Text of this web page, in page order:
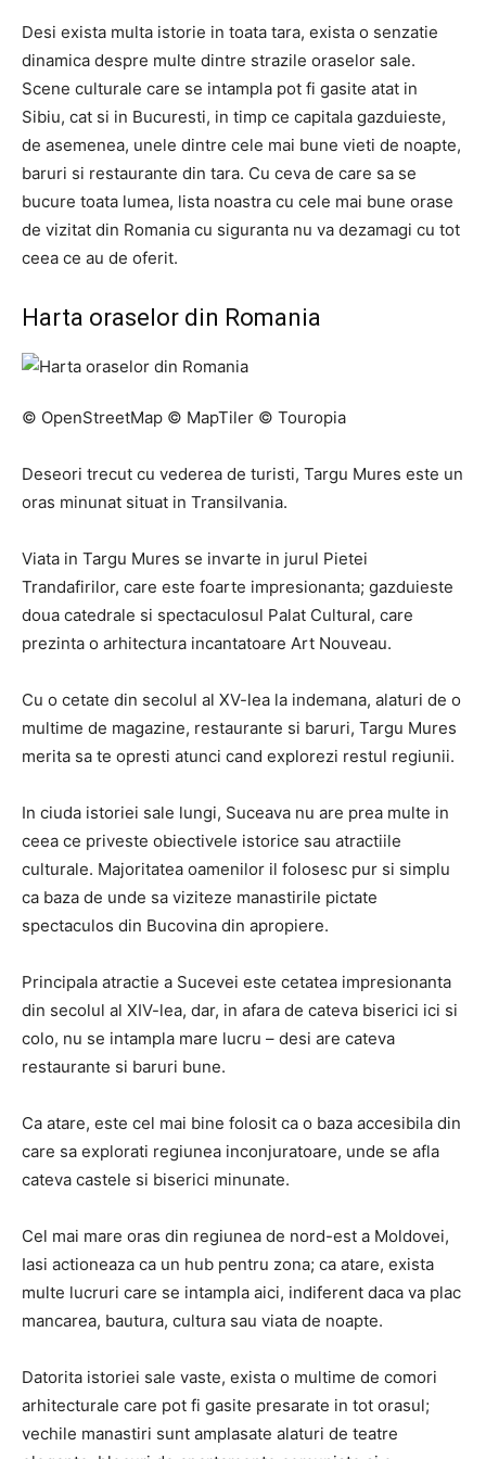
Desi exista multa istorie in toata tara, exista o senzatie
dinamica despre multe dintre strazile oraselor sale.
Scene culturale care se intampla pot fi gasite atat in ​​
Sibiu, cat si in Bucuresti, in timp ce capitala gazduieste,
de asemenea, unele dintre cele mai bune vieti de noapte,
baruri si restaurante din tara. Cu ceva de care sa se
bucure toata lumea, lista noastra cu cele mai bune orase
de vizitat din Romania cu siguranta nu va dezamagi cu tot
ceea ce au de oferit.
Harta oraselor din Romania
© OpenStreetMap © MapTiler © Touropia
Deseori trecut cu vederea de turisti, Targu Mures este un
oras minunat situat in Transilvania.
Viata in Targu Mures se invarte in jurul Pietei
Trandafirilor, care este foarte impresionanta; gazduieste
doua catedrale si spectaculosul Palat Cultural, care
prezinta o arhitectura incantatoare Art Nouveau.
Cu o cetate din secolul al XV-lea la indemana, alaturi de o
multime de magazine, restaurante si baruri, Targu Mures
merita sa te opresti atunci cand explorezi restul regiunii.
In ciuda istoriei sale lungi, Suceava nu are prea multe in
ceea ce priveste obiectivele istorice sau atractiile
culturale. Majoritatea oamenilor il folosesc pur si simplu
ca baza de unde sa viziteze manastirile pictate
spectaculos din Bucovina din apropiere.
Principala atractie a Sucevei este cetatea impresionanta
din secolul al XIV-lea, dar, in afara de cateva biserici ici si
colo, nu se intampla mare lucru – desi are cateva
restaurante si baruri bune.
Ca atare, este cel mai bine folosit ca o baza accesibila din
care sa explorati regiunea inconjuratoare, unde se afla
cateva castele si biserici minunate.
Cel mai mare oras din regiunea de nord-est a Moldovei,
Iasi actioneaza ca un hub pentru zona; ca atare, exista
multe lucruri care se intampla aici, indiferent daca va plac
mancarea, bautura, cultura sau viata de noapte.
Datorita istoriei sale vaste, exista o multime de comori
arhitecturale care pot fi gasite presarate in tot orasul;
vechile manastiri sunt amplasate alaturi de teatre